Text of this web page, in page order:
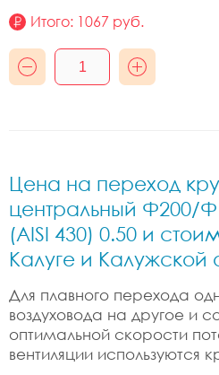
Итого: 1067 руб.
Цена на переход
центральный Ф200/
(AISI 430) 0.50 и
Калуге и Калужской
Для плавного перехода
воздуховода на другое и
оптимальной скорости
вентиляции используются